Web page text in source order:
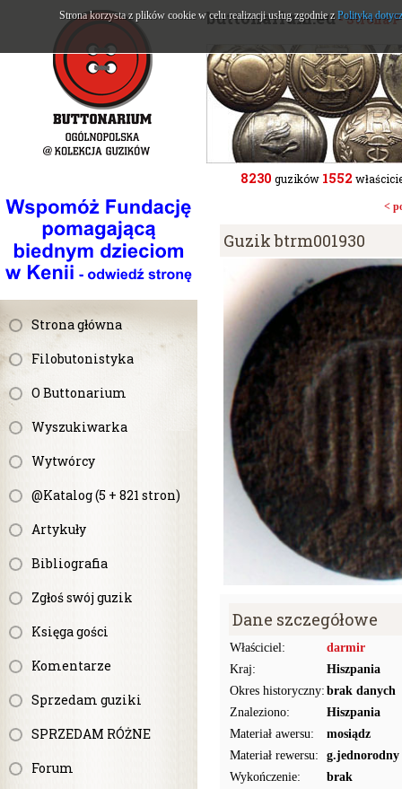
Strona główna
Filobutonistyka
O Buttonarium
Wyszukiwarka
Wytwórcy
@Katalog (5 + 821 stron)
Artykuły
Bibliografia
Zgłoś swój guzik
Księga gości
Komentarze
Sprzedam guziki
SPRZEDAM RÓŻNE
Forum
buttonarium.eu- Strona
8230 guzików 1552
<
Guzik btrm001930
Dane szczegółowe
Właściciel:
darmir
Kraj:
Hiszpania
Okres historyczny: brak danych
Znaleziono:
Hiszpania
Materiał awersu:
mosiądz
Materiał rewersu:
g.jednorodny
Wykończenie:
brak
Strona korzysta z plików cookie w celu realizacji usług zgodnie z Polityką